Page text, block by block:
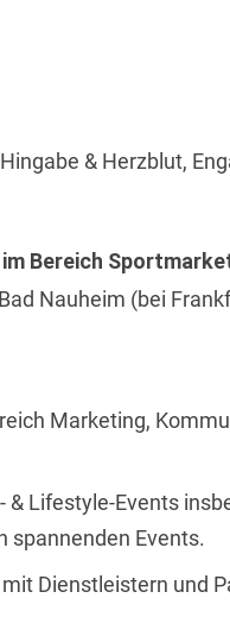
& Herzblut,
Bereich
Nauheim (bei
Marketing,
& Lifestyle-Events
spannenden Events.
Dienstleistern und